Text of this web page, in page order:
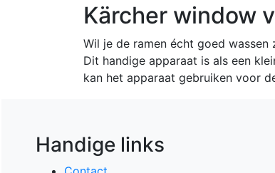
Kärcher window
Wil je de ramen écht goed wassen
Dit handige apparaat is als een
kan het apparaat gebruiken voor
Handige links